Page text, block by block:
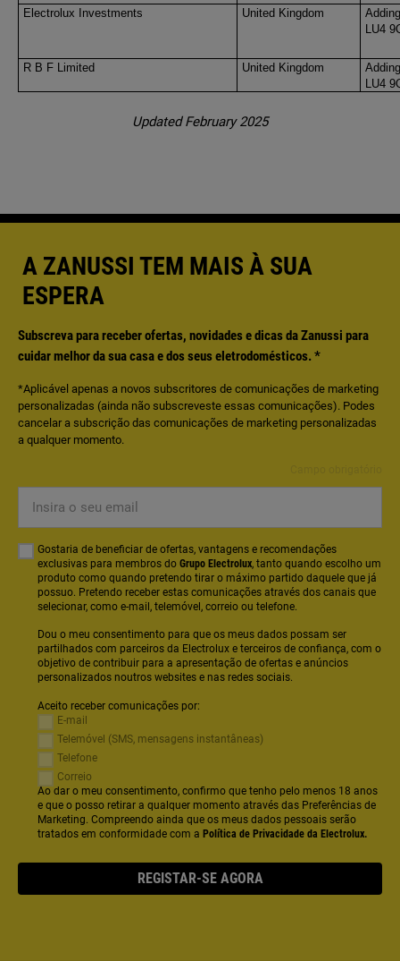
Electrolux Investments United Kingdom
LU4
R B F Limited United Kingdom
LU4
Updated February 2025
A ZANUSSI TEM MAIS À SUA
ESPERA
Subscreva para receber ofertas, novidades e dicas da Zanussi para
cuidar melhor da sua casa e dos seus eletrodomésticos.*
*Aplicável apenas a novos subscritores de comunicações de marketing
personalizadas (ainda não subscreveste essas comunicações). Podes
cancelar a subscrição das comunicações de marketing personalizadas
a qualquer momento.
seu
email
Gostaria de beneficiar de ofertas, vantagens e recomendações
exclusivas para membros do Grupo Electrolux, tanto quando escolho um
produto como quando pretendo tirar o máximo partido daquele que já
possuo. Pretendo receber estas comunicações através dos canais que
selecionar, como e-mail, telemóvel, correio ou telefone.
Dou o meu consentimento para que os meus dados possam ser
partilhados com parceiros da Electrolux e terceiros de confiança, com o
objetivo de contribuir para a apresentação de ofertas e anúncios
personalizados noutros websites e nas redes sociais.
Aceito receber comunicações por:
E-mail
Telemóvel (SMS, mensagens instantâneas)
Telefone
Correio
Ao dar o meu consentimento, confirmo que tenho pelo menos 18 anos
e que o posso retirar a qualquer momento através das Preferências de
Marketing. Compreendo ainda que os meus dados pessoais serão
tratados em conformidade com a Política de Privacidade da Electrolux.
REGISTAR-SE AGORA